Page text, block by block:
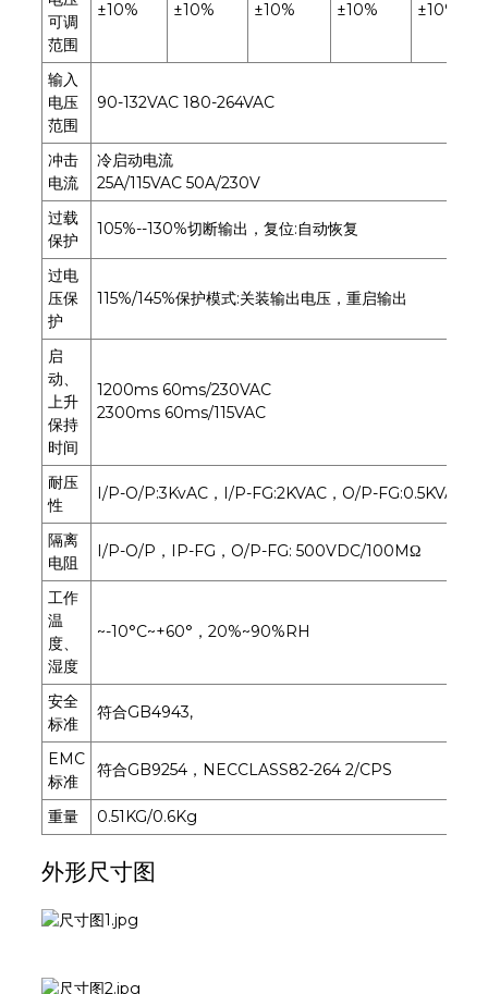
可调
范围
±10% ±10% ±10% ±10% ±10%
输入
电压
范围
90-132VAC 180-264VAC
冲击
电流
冷启动电流
25A/115VAC 50A/230V
过载
保护
105%--130%切断输出，复位:自动恢复
过电
压保
护
115%/145%保护模式:关装输出电压，重启输出
启
动、
上升
保持
时间
1200ms 60ms/230VAC
2300ms 60ms/115VAC
耐压
性
I/P-O/P:3KvAC，I/P-FG:2KVAC，O/P-FG:0.5KVAC
隔离
电阻
I/P-O/P，IP-FG，O/P-FG: 500VDC/100MΩ
工作
温
度、
湿度
~-10°C~+60°，20%~90%RH
安全
标准
符合GB4943,
EMC
标准
符合GB9254，NECCLASS82-264 2/CPS
重量 0.51KG/0.6Kg
外形尺寸图